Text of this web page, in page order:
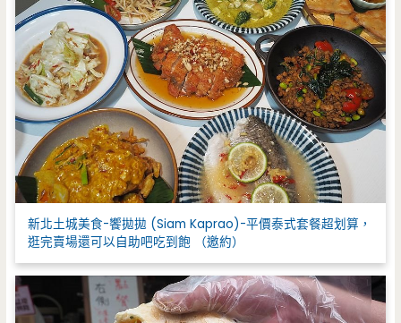
新北土城美食-饗拋拋 (Siam Kaprao)-平價泰式套餐超划算，
逛完賣場還可以自助吧吃到飽 （邀約）